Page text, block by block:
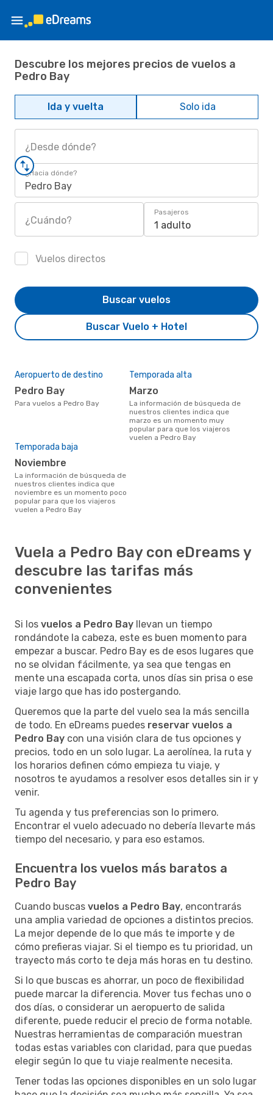
Descubre los mejores precios de vuelos a
Pedro Bay
Ida y vuelta Solo ida
¿Desde dónde?
¿Hacia dónde?
Pedro Bay
¿Cuándo?
Pasajeros
1 adulto
Vuelos directos
Buscar Vuelo + Hotel
Buscar vuelos
Aeropuerto de destino
Pedro Bay
Para vuelos a Pedro Bay
Temporada alta
marzo
La información de búsqueda de
nuestros clientes indica que
marzo es un momento muy
popular para que los viajeros
vuelen a Pedro Bay
Temporada baja
noviembre
La información de búsqueda de
nuestros clientes indica que
noviembre es un momento poco
popular para que los viajeros
vuelen a Pedro Bay
Vuela a Pedro Bay con eDreams y
descubre las tarifas más
convenientes
Si los vuelos a Pedro Bay llevan un tiempo
rondándote la cabeza, este es buen momento para
empezar a buscar. Pedro Bay es de esos lugares que
no se olvidan fácilmente, ya sea que tengas en
mente una escapada corta, unos días sin prisa o ese
viaje largo que has ido postergando.
Queremos que la parte del vuelo sea la más sencilla
de todo. En eDreams puedes reservar vuelos a
Pedro Bay con una visión clara de tus opciones y
precios, todo en un solo lugar. La aerolínea, la ruta y
los horarios definen cómo empieza tu viaje, y
nosotros te ayudamos a resolver esos detalles sin ir y
venir.
Tu agenda y tus preferencias son lo primero.
Encontrar el vuelo adecuado no debería llevarte más
tiempo del necesario, y para eso estamos.
Encuentra los vuelos más baratos a
Pedro Bay
Cuando buscas vuelos a Pedro Bay, encontrarás
una amplia variedad de opciones a distintos precios.
La mejor depende de lo que más te importe y de
cómo prefieras viajar. Si el tiempo es tu prioridad, un
trayecto más corto te deja más horas en tu destino.
Si lo que buscas es ahorrar, un poco de flexibilidad
puede marcar la diferencia. Mover tus fechas uno o
dos días, o considerar un aeropuerto de salida
diferente, puede reducir el precio de forma notable.
Nuestras herramientas de comparación muestran
todas estas variables con claridad, para que puedas
elegir según lo que tu viaje realmente necesita.
Tener todas las opciones disponibles en un solo lugar